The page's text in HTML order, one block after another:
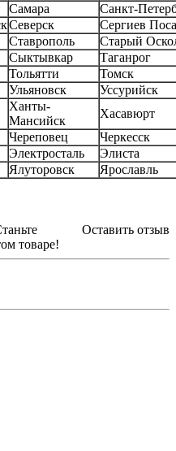
Самара
Санкт-
Северск
Сергиев
Ставрополь
Старый
Сыктывкар
Таганрог
Тольятти
Томск
Ульяновск
Уссурийск
Ханты-
Мансийск
Хасавюрт
Череповец
Черкесск
Электросталь
Элиста
Ялуторовск Ярославль
Оставить отзыв
товаре!